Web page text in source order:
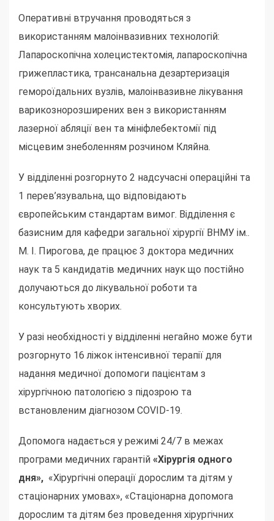
Оперативні втручання проводяться з
використанням малоінвазивних технологій:
Лапароскопічна холецистектомія, лапароскопічна
грижепластика, трансанальна дезартеризація
гемороїдальних вузлів, малоінвазивне лікування
варикознорозширених вен з використанням
лазерної абляції вен та мініфлебектомії під
місцевим знеболенням розчином Кляйна.
У відділенні розгорнуто 2 надсучасні операційні та
1 перев’язувальна, що відповідають
європейським стандартам вимог. Відділення є
базисним для кафедри загальної хірургії ВНМУ ім..
М. І. Пирогова, де працює 3 доктора медичних
наук та 5 кандидатів медичних наук що постійно
долучаються до лікувальної роботи та
консультують хворих.
У разі необхідності у відділенні негайно може бути
розгорнуто 16 ліжок інтенсивної терапії для
надання медичної допомоги пацієнтам з
хірургічною патологією з підозрою та
встановленим діагнозом COVID-19.
Допомога надається у режимі 24/7 в межах
програми медичних гарантій «Хірургія одного
дня», «Хірургічні операції дорослим та дітям у
стаціонарних умовах», «Стаціонарна допомога
дорослим та дітям без проведення хірургічних